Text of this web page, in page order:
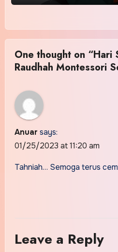
One thought on “Hari
Raudhah Montessori
Anuar says:
01/25/2023 at 11:20 am
Tahniah… Semoga terus
Leave a Reply